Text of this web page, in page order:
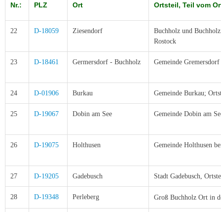
Nr.: PLZ Ort Ortsteil, Teil vom
22 D-18059 Ziesendorf
Buchholz und
Rostock
23 D-18461 Germersdorf - Buchholz Gemeinde
24 D-01906 Burkau Gemeinde Burkau;
25 D-19067 Dobin am See Gemeinde Dobin am
26 D-19075 Holthusen Gemeinde Holthusen
27 D-19205 Gadebusch Stadt Gadebusch,
28 D-19348 Perleberg Groß Buchholz Ort in